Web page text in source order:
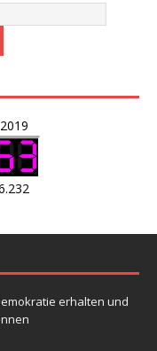
erhalten und